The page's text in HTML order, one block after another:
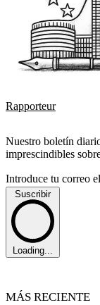
Rapporteur
Nuestro boletín
imprescindibles
Introduce tu correo
Suscribir
Loading...
MÁS RECIENTE